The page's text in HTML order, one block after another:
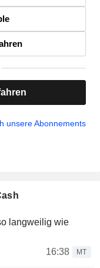
unsere Abonnements
langweilig wie
16:38
MT